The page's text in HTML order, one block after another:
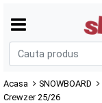
Acasa SNOWBOARD
Crewzer 25/26